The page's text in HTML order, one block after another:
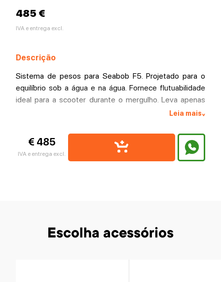
485 €
IVA e entrega excl.
Descrição
Sistema de pesos para Seabob F5. Projetado para o
equilíbrio sob a água e na água. Fornece flutuabilidade
ideal para a scooter durante o mergulho. Leva apenas
Leia mais^
€ 485
IVA e entrega excl.
Escolha acessórios